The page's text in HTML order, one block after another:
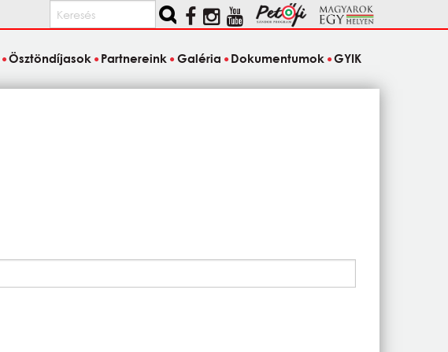
Keresés
Ösztöndíjasok Partnereink Galéria Dokumentumok GYIK